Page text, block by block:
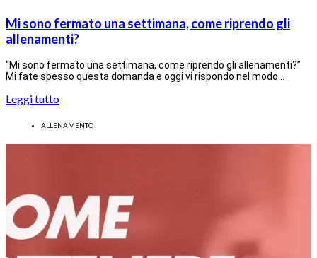
Mi sono fermato una settimana, come riprendo gli
allenamenti?
“Mi sono fermato una settimana, come riprendo gli allenamenti?”
Mi fate spesso questa domanda e oggi vi rispondo nel modo…
Leggi tutto
ALLENAMENTO